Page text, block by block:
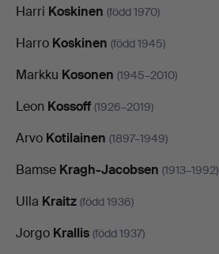
Harri Koskinen (född 1970)
Harro Koskinen (född 1945)
Markku Kosonen (1945–2010)
Leon Kossoff (1926–2019)
Arvo Kotilainen (1897–1949)
Bamse Kragh-Jacobsen (1913–1992)
Ulla Kraitz (född 1936)
Jorgo Krallis (född 1937)